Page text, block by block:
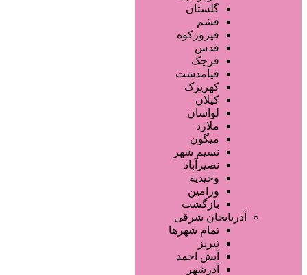
گلستان
فشم
فیروزکوه
قدس
قرچک
قیامدشت
کهریزک
کیلان
لواسان
ملارد
میگون
نسیم شهر
نصیرآباد
وحیدیه
ورامین
بازگشت
آذربایجان شرقی
تمام شهر‌ها
تبریز
آبش احمد
آذرشهر
صفحه اصلی
آگهی انبوه
طراحی سایت
صفحه اختصاصی
لیست سایتهای تبلیغاتی
دسته‌بندی‌ها